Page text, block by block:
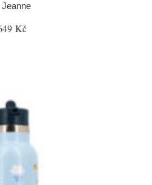
Jeanne
Kč